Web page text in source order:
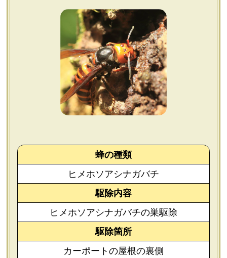
会社概要
お問い合わせ
個人情報保護方針
蜂の種類
ヒメホソアシナガバチ
駆除内容
ヒメホソアシナガバチの巣駆除
駆除箇所
カーポートの屋根の裏側